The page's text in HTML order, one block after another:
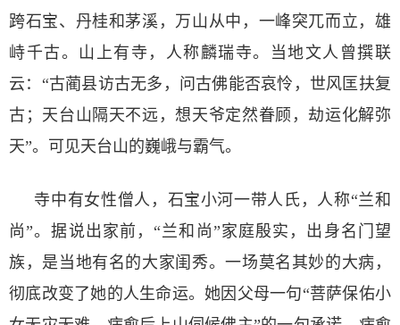
跨石宝、丹桂和茅溪，万山从中，一峰突兀而立，雄
峙千古。山上有寺，人称麟瑞寺。当地文人曾撰联
云：“古蔺县访古无多，问古佛能否哀怜，世风匡扶复
古；天台山隔天不远，想天爷定然眷顾，劫运化解弥
天”。可见天台山的巍峨与霸气。
寺中有女性僧人，石宝小河一带人氏，人称“兰和
尚”。据说出家前，“兰和尚”家庭殷实，出身名门望
族，是当地有名的大家闺秀。一场莫名其妙的大病，
彻底改变了她的人生命运。她因父母一句“菩萨保佑小